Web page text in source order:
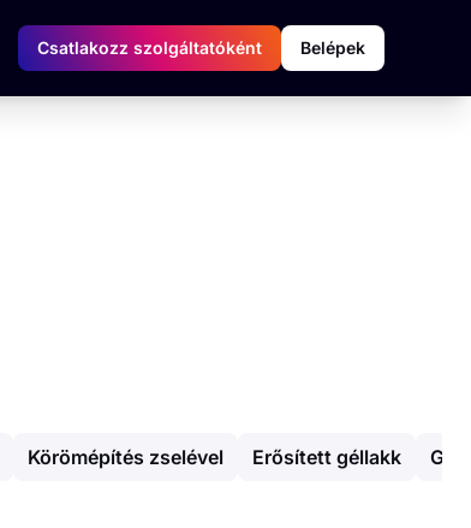
Csatlakozz szolgáltatóként Belépek
Körömépítés zselével Erősített géllakk Gél